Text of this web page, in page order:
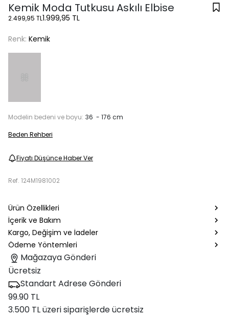
Kemik Moda Tutkusu Askılı Elbise
2.499,95 TL1.999,95 TL
Renk: Kemik
Modelin bedeni ve boyu: 36 - 176 cm
Beden Rehberi
Fiyatı Düşünce Haber Ver
Ref. 124M1981002
Ürün Özellikleri
İçerik ve Bakım
Kargo, Değişim ve İadeler
Ödeme Yöntemleri
Mağazaya Gönderi
Ücretsiz
Standart Adrese Gönderi
99.90 TL
3.500 TL üzeri siparişlerde ücretsiz